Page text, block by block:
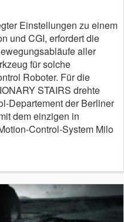
Einstellungen zu einem
und CGI, erfordert die
aller
für solche
Roboter. Für die
STAIRS drehte
Departement der Berliner
dem einzigen in
Control-System Milo